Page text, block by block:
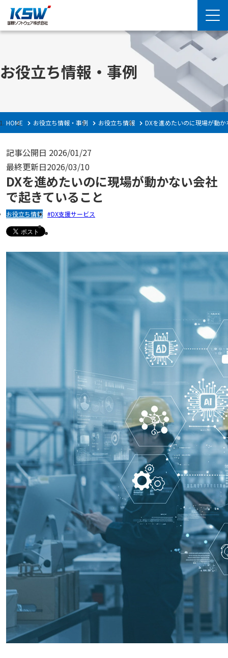
お役立ち情報・事例
HOME お役立ち情報・事例 お役立ち情報 DXを進めたいのに現場が動
記事公開日 2026/01/27
最終更新日2026/03/10
DXを進めたいのに現場が動かない会社
で起きていること
お役立ち情報 DX支援サービス